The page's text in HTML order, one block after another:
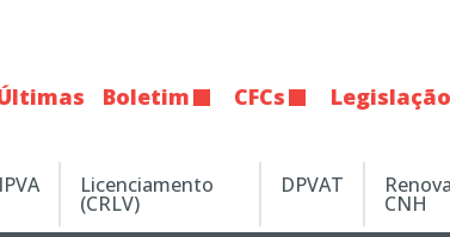
Boletim CFCs Legislação
IPVA Licenciamento
(CRLV)
DPVAT
CNH